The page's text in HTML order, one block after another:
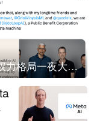
谷歌AI权力格局一夜大洗牌